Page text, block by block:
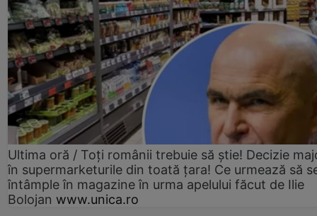
Ultima oră / Toți românii trebuie să știe! Decizie
în supermarketurile din toată țara! Ce urmează să
întâmple în magazine în urma apelului făcut de Ilie
Bolojan www.unica.ro